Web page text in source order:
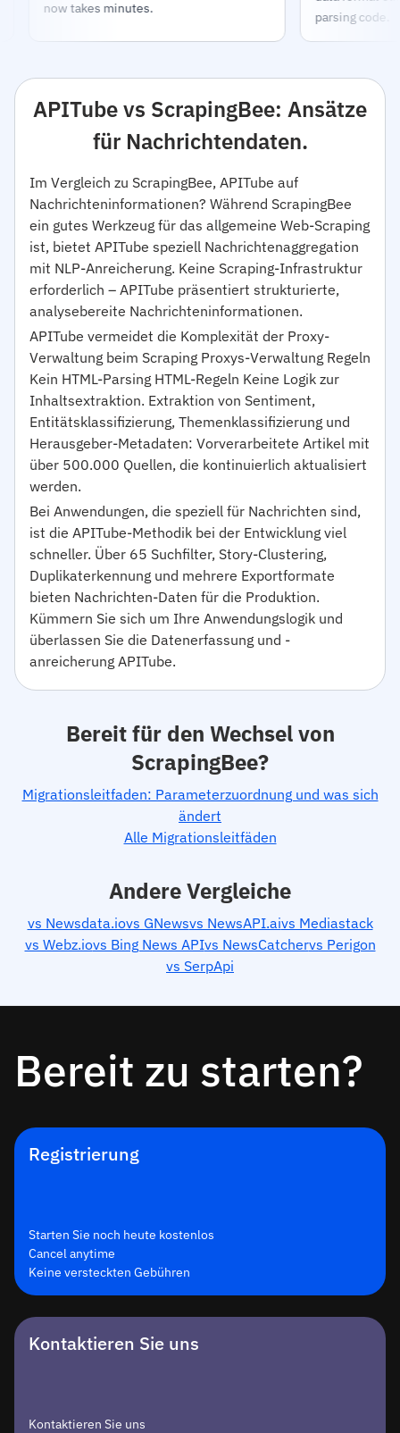
now takes minutes.
parsing code.
APITube vs ScrapingBee: Ansätze
für Nachrichtendaten.
Im Vergleich zu ScrapingBee, APITube auf
Nachrichteninformationen? Während ScrapingBee
ein gutes Werkzeug für das allgemeine Web-Scraping
ist, bietet APITube speziell Nachrichtenaggregation
mit NLP-Anreicherung. Keine Scraping-Infrastruktur
erforderlich – APITube präsentiert strukturierte,
analysebereite Nachrichteninformationen.
APITube vermeidet die Komplexität der Proxy-
Verwaltung beim Scraping Proxys-Verwaltung Regeln
Kein HTML-Parsing HTML-Regeln Keine Logik zur
Inhaltsextraktion. Extraktion von Sentiment,
Entitätsklassifizierung, Themenklassifizierung und
Herausgeber-Metadaten: Vorverarbeitete Artikel mit
über 500.000 Quellen, die kontinuierlich aktualisiert
werden.
Bei Anwendungen, die speziell für Nachrichten sind,
ist die APITube-Methodik bei der Entwicklung viel
schneller. Über 65 Suchfilter, Story-Clustering,
Duplikaterkennung und mehrere Exportformate
bieten Nachrichten-Daten für die Produktion.
Kümmern Sie sich um Ihre Anwendungslogik und
überlassen Sie die Datenerfassung und -
anreicherung APITube.
Bereit für den Wechsel von
ScrapingBee?
Migrationsleitfaden: Parameterzuordnung und was sich
ändert
Alle Migrationsleitfäden
Andere Vergleiche
vs Newsdata.iovs GNewsvs NewsAPI.aivs Mediastack
vs Webz.iovs Bing News APIvs NewsCatchervs Perigon
vs SerpApi
Bereit zu starten?
Registrierung
Starten Sie noch heute kostenlos
Cancel anytime
Keine versteckten Gebühren
Kontaktieren Sie uns
Kontaktieren Sie uns